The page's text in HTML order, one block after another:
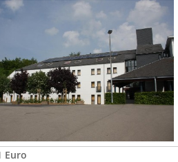
Euro